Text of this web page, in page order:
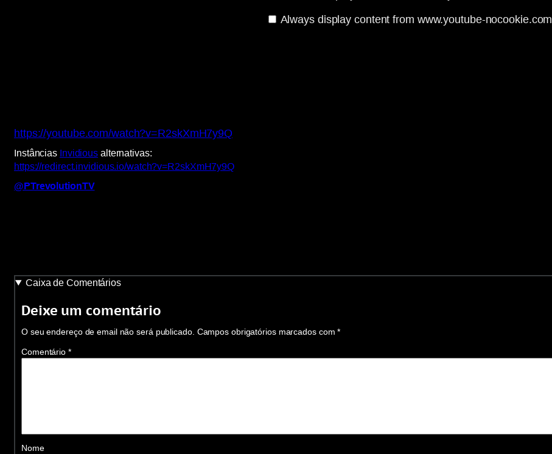
Always display content from www.youtube-nocookie.com
https://youtube.com/watch?v=R2skXmH7y9Q
Instâncias Invidious alternativas:
https://redirect.invidious.io/watch?v=R2skXmH7y9Q
@PTrevolutionTV
Caixa de Comentários
Deixe um comentário
O seu endereço de email não será publicado. Campos obrigatórios marcados com*
Comentário *
Nome